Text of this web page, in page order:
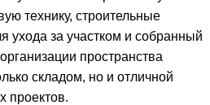
технику, строительные
ухода за участком и собранный
пространства
складом, но и отличной
проектов.